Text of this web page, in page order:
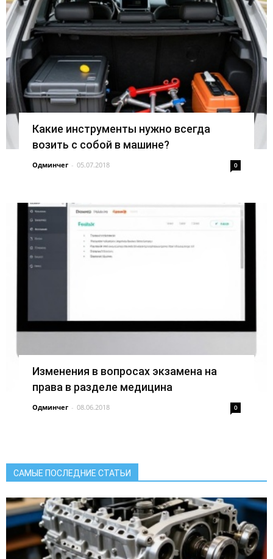
Какие инструменты нужно всегда
возить с собой в машине?
Одминчег - 05.07.2018 0
Изменения в вопросах экзамена на
права в разделе медицина
Одминчег - 08.06.2018 0
САМЫЕ ПОСЛЕДНИЕ СТАТЬИ